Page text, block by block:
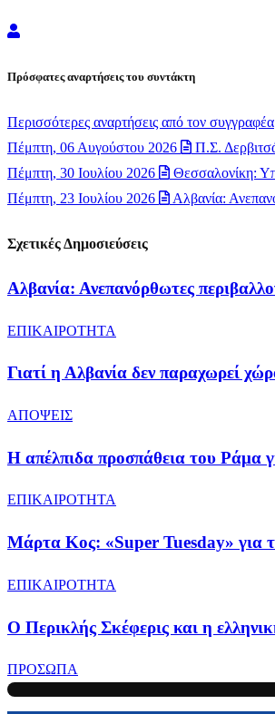
Newsroom
Πρόσφατες αναρτήσεις του συντάκτη
Περισσότερες αναρτήσεις από τον συγγραφέα
Πέμπτη, 06 Αυγούστου 2026
Π.Σ.
Πέμπτη, 30 Ιουλίου 2026
Θεσσαλονίκη:
Πέμπτη, 23 Ιουλίου 2026
Αλβανία:
Σχετικές Δημοσιεύσεις
Αλβανία: Ανεπανόρθωτες
ΕΠΙΚΑΙΡΟΤΗΤΑ
Γιατί η Αλβανία δεν παραχωρεί
ΑΠΟΨΕΙΣ
Η απέλπιδα προσπάθεια του Ράμα
ΕΠΙΚΑΙΡΟΤΗΤΑ
Μάρτα Κος: «Super Tuesday» για
ΕΠΙΚΑΙΡΟΤΗΤΑ
Ο Περικλής Σκέφερις και η
ΠΡΟΣΩΠΑ